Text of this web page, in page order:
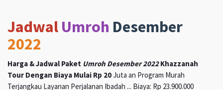
Jadwal Umroh Desember
2022
Harga & Jadwal Paket Umroh Desember 2022Khazzanah
Tour Dengan Biaya Mulai Rp 20Juta an Program Murah
Terjangkau Layanan Perjalanan Ibadah ... Biaya: Rp 23.900.000